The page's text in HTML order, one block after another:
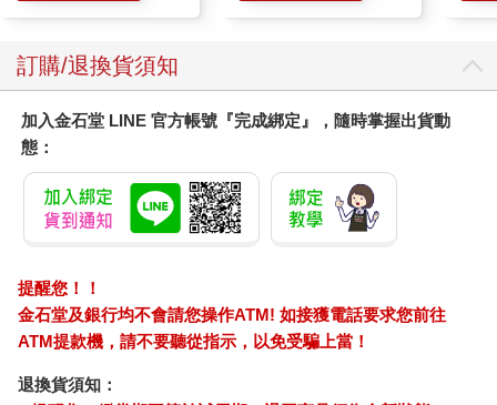
訂購/退換貨須知
加入金石堂 LINE 官方帳號『完成綁定』，隨時掌握出貨動
態：
提醒您！！
金石堂及銀行均不會請您操作ATM! 如接獲電話要求您前往
ATM提款機，請不要聽從指示，以免受騙上當！
退換貨須知：